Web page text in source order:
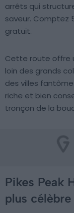
arrêts qui
saveur. Comptez
gratuit.
Cette route offre
loin des grands
des villes
riche et bien
tronçon de la
Pikes Peak
plus célèbre